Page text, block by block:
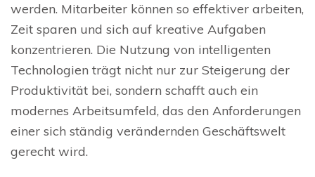
werden. Mitarbeiter können so effektiver arbeiten,
Zeit sparen und sich auf kreative Aufgaben
konzentrieren. Die Nutzung von intelligenten
Technologien trägt nicht nur zur Steigerung der
Produktivität bei, sondern schafft auch ein
modernes Arbeitsumfeld, das den Anforderungen
einer sich ständig verändernden Geschäftswelt
gerecht wird.